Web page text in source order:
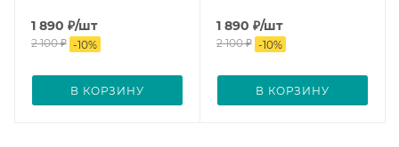
1 890 ₽/шт
2 100₽ -10%
В КОРЗИНУ
1 890 ₽/шт
2 100₽ -10%
В КОРЗИНУ